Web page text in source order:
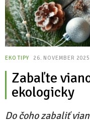
EKO TIPY 26. NOVEMBER 2025
Zabaľte
ekologicky
Do čoho zabaliť